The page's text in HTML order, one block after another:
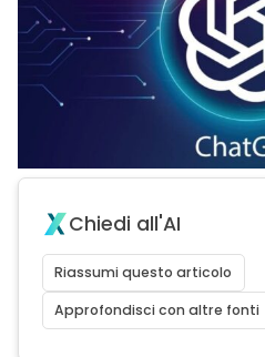
Chiedi all'AI
Riassumi questo articolo
Approfondisci con altre fonti